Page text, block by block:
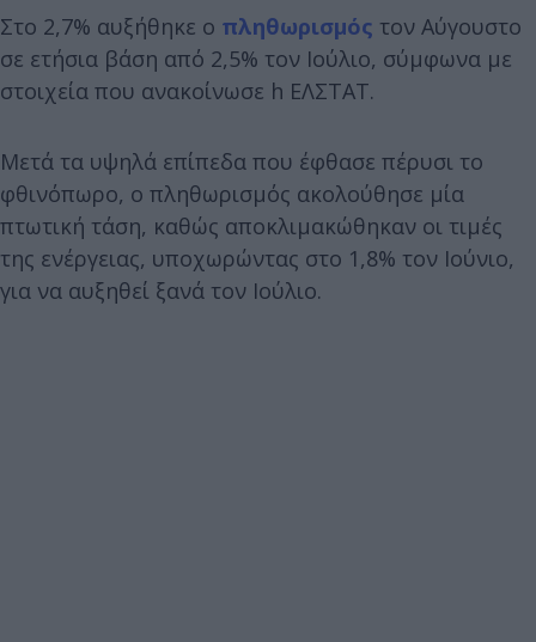
Στο 2,7% αυξήθηκε ο πληθωρισμός τον Αύγουστο
σε ετήσια βάση από 2,5% τον Ιούλιο, σύμφωνα με
στοιχεία που ανακοίνωσε h ΕΛΣΤΑΤ.
Μετά τα υψηλά επίπεδα που έφθασε πέρυσι το
φθινόπωρο, ο πληθωρισμός ακολούθησε μία
πτωτική τάση, καθώς αποκλιμακώθηκαν οι τιμές
της ενέργειας, υποχωρώντας στο 1,8% τον Ιούνιο,
για να αυξηθεί ξανά τον Ιούλιο.